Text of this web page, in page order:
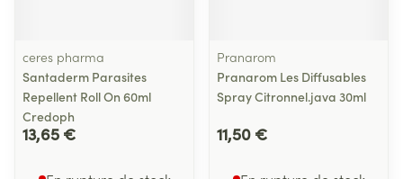
ceres pharma
Santaderm Parasites
Repellent Roll On 60ml
Credoph
13,65 €
Pranarom
Pranarom Les Diffusables
Spray Citronnel.java 30ml
11,50 €